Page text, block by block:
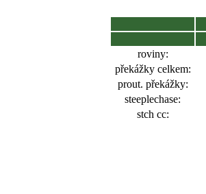
roviny:
překážky celkem:
prout. překážky:
steeplechase:
stch cc: